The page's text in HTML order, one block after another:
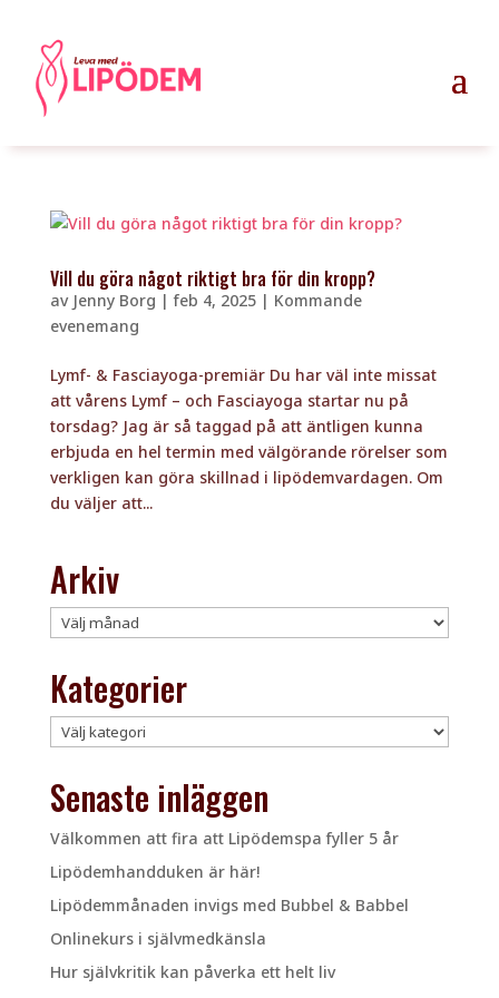
Vill du göra något riktigt bra för din kropp?
av Jenny Borg |feb 4, 2025| Kommande
evenemang
Lymf- & Fasciayoga-premiär Du har väl inte missat
att vårens Lymf – och Fasciayoga startar nu på
torsdag? Jag är så taggad på att äntligen kunna
erbjuda en hel termin med välgörande rörelser som
verkligen kan göra skillnad i lipödemvardagen. Om
du väljer att...
Arkiv
Arkiv
Kategorier
Kategorier
Senaste inläggen
Välkommen att fira att Lipödemspa fyller 5 år
Lipödemhandduken är här!
Lipödemmånaden invigs med Bubbel & Babbel
Onlinekurs i självmedkänsla
Hur självkritik kan påverka ett helt liv